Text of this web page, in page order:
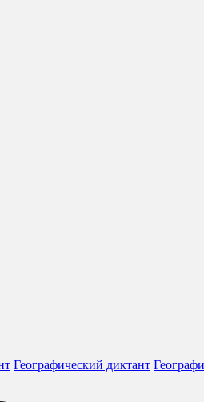
Географический диктант